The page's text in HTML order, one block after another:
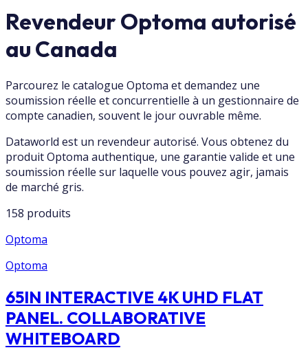
Revendeur Optoma autorisé
au Canada
Parcourez le catalogue Optoma et demandez une
soumission réelle et concurrentielle à un gestionnaire de
compte canadien, souvent le jour ouvrable même.
Dataworld est un revendeur autorisé. Vous obtenez du
produit Optoma authentique, une garantie valide et une
soumission réelle sur laquelle vous pouvez agir, jamais
de marché gris.
158 produits
Optoma
Optoma
65IN INTERACTIVE 4K UHD FLAT
PANEL. COLLABORATIVE
WHITEBOARD